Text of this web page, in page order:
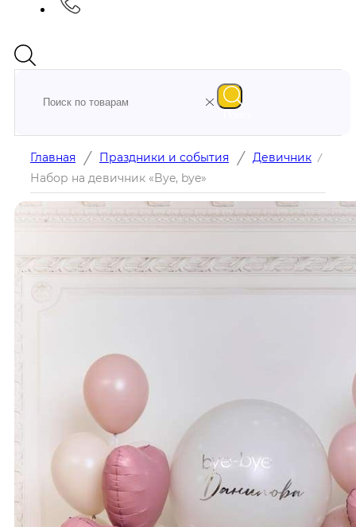
Главная / Праздники и события / Девичник /
Набор на девичник «Bye, bye»